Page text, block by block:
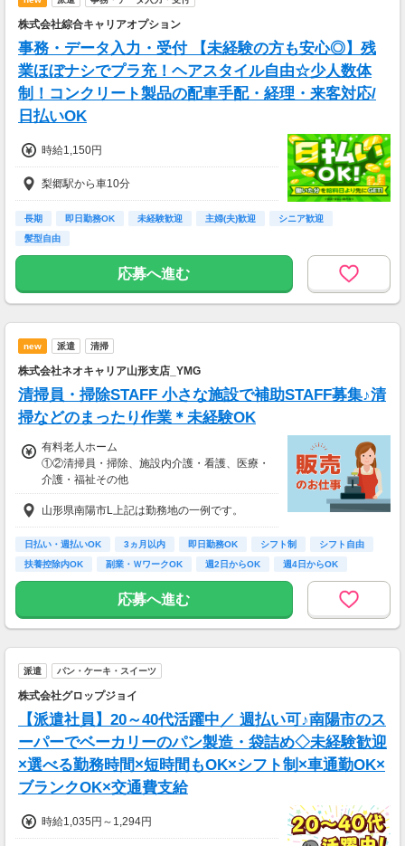
年収444万円／22歳／入社1年目
年収520万円／28歳／入社3年目
年収600万円／32歳／入社5年目
年収790万円／36歳／入社9年目
株式会社綜合キャリアオプション
事務・データ入力・受付 【未経験の方も安心◎】残
業ほぼナシでプラ充！ヘアスタイル自由☆少人数体
制！コンクリート製品の配車手配・経理・来客対応/
日払いOK
時給1,150円
梨郷駅から車10分
長期 即日勤務OK 未経験歓迎 主婦(夫)歓迎
シニア歓迎
髪型自由
応募へ進む
new 派遣 清掃
株式会社ネオキャリア山形支店_YMG
清掃員・掃除STAFF 小さな施設で補助STAFF募集♪清
掃などのまったり作業＊未経験OK
有料老人ホーム
①②清掃員・掃除、施設内介護・看護、医療・
介護・福祉その他
①時給1,300円～1,450円、②時給1,250円～1,4
50円
【経験・お持ちの資格によって異なります】
■未経験の方（無資格）：時給1300円～
■未経験の方（有資格）：時給1200円～
■経験者（有資格）：時給1250円～
■介護福祉士：時給1450円
山形県南陽市L上記は勤務地の一例です。
日払い・週払いOK 3ヵ月以内 即日勤務OK シフト制
シフト自由
扶養控除内OK
副業・ＷワークOK 週2日からOK 週4日からOK
応募へ進む
派遣 パン・ケーキ・スイーツ
株式会社グロップジョイ
【派遣社員】20～40代活躍中／ 週払い可♪南陽市のス
ーパーでベーカリーのパン製造・袋詰め◇未経験歓迎
×選べる勤務時間×短時間もOK×シフト制×車通勤OK×
ブランクOK×交通費支給
時給1,035円～1,294円